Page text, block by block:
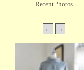
Recent Photos